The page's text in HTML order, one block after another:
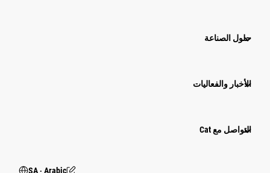
حلول الصناعة
الأخبار والفعاليات
التواصل مع Cat
SA ‧ Arabic